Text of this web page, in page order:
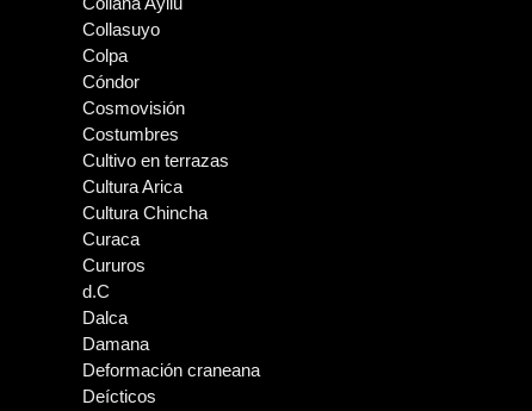
Collasuyo
Colpa
Cóndor
Cosmovisión
Costumbres
Cultivo en terrazas
Cultura Arica
Cultura Chincha
Curaca
Cururos
d.C
Dalca
Damana
Deformación craneana
Deícticos